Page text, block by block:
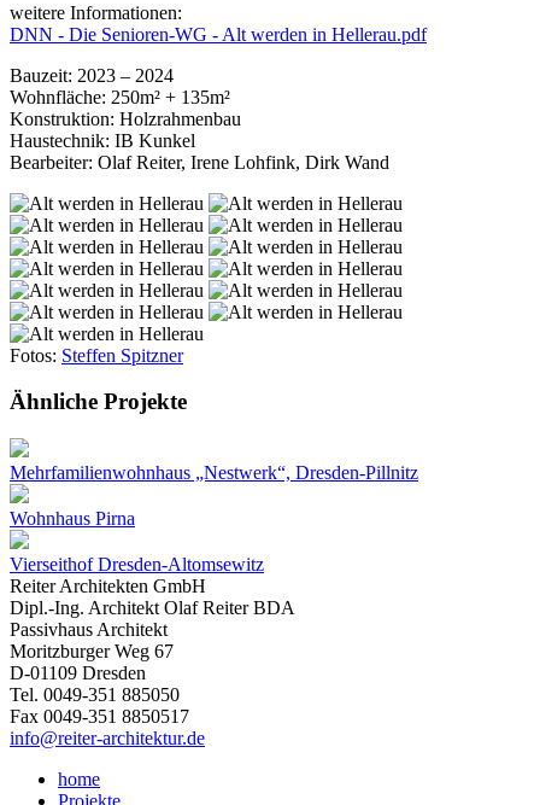
weitere Informationen:
DNN - Die Senioren-WG - Alt werden in Hellerau.pdf
Bauzeit: 2023 – 2024
Wohnfläche: 250m² + 135m²
Konstruktion: Holzrahmenbau
Haustechnik: IB Kunkel
Bearbeiter: Olaf Reiter, Irene Lohfink, Dirk Wand
Fotos: Steffen Spitzner
Ähnliche Projekte
Mehrfamilienwohnhaus „Nestwerk“, Dresden-Pillnitz
Wohnhaus Pirna
Vierseithof Dresden-Altomsewitz
Reiter Architekten GmbH
Dipl.-Ing. Architekt Olaf Reiter BDA
Passivhaus Architekt
Moritzburger Weg 67
D-01109 Dresden
Tel. 0049-351 885050
Fax 0049-351 8850517
info@reiter-architektur.de
home